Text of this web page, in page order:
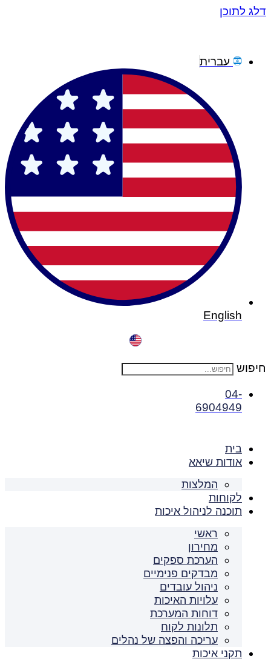
דלג לתוכן
עברית
English
חיפוש
04-
6904949
בית
אודות שיאא
המלצות
לקוחות
תוכנה לניהול איכות
ראשי
מחירון
הערכת ספקים
מבדקים פנימיים
ניהול עובדים
עלויות האיכות
דוחות המערכת
תלונות לקוח
עריכה והפצה של נהלים
תקני איכות